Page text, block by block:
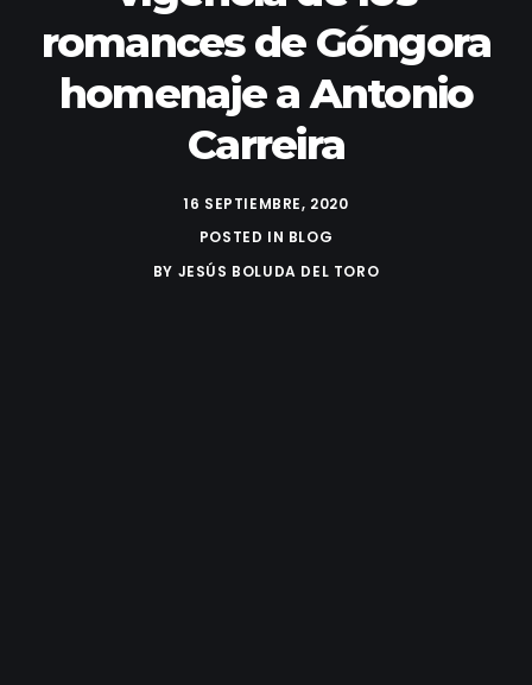
romances de Góngora
homenaje a Antonio
Carreira
16 SEPTIEMBRE, 2020
POSTED IN BLOG
BY JESÚS BOLUDA DEL TORO